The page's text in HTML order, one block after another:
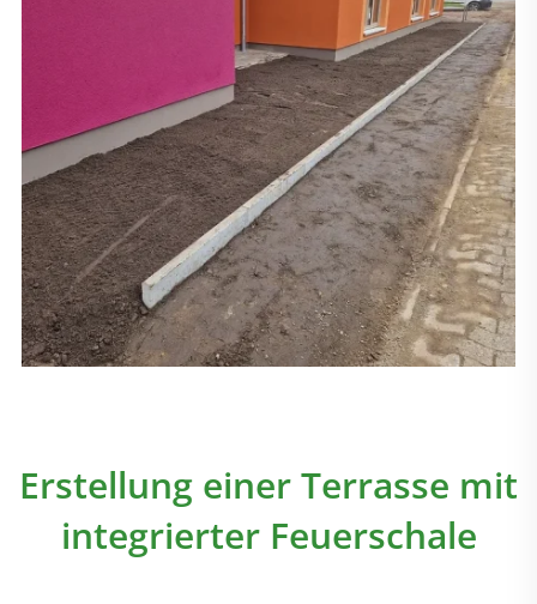
Erstellung einer Terrasse mit
integrierter Feuerschale